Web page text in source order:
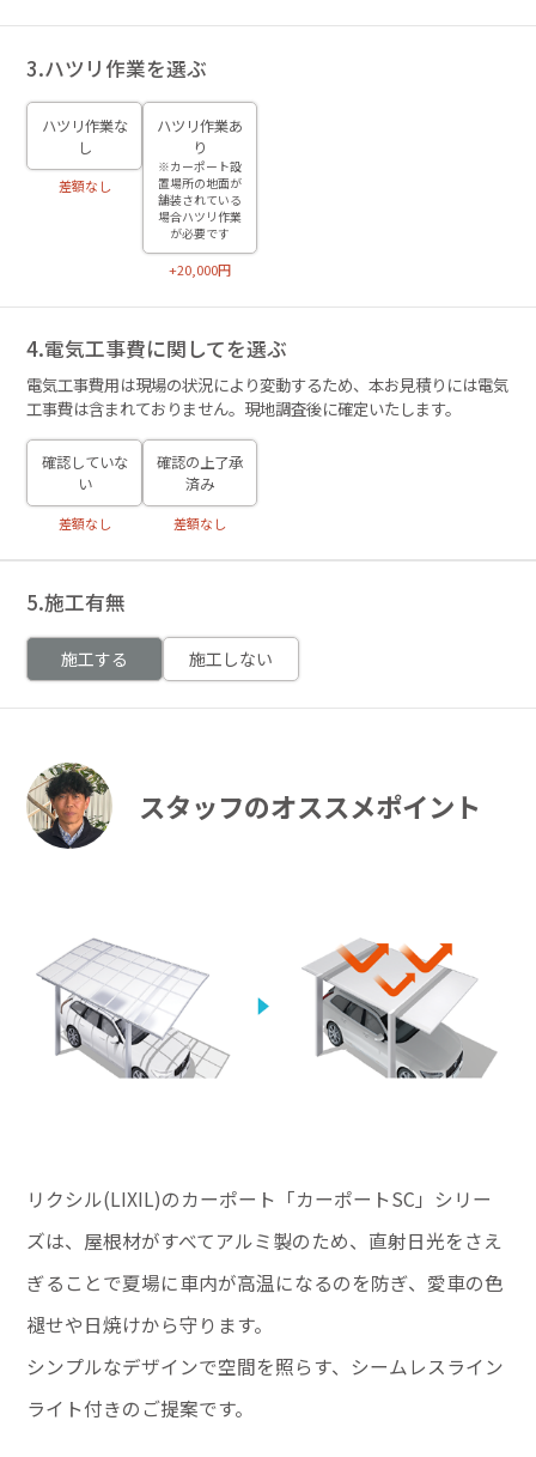
3.ハツリ作業を選ぶ
ハツリ作業な
し
差額なし
ハツリ作業あ
り
※カーポート設
置場所の地面が
舗装されている
場合ハツリ作業
が必要です
+20,000円
4.電気工事費に関してを選ぶ
電気工事費用は現場の状況により変動するため、本お見積りには電気
工事費は含まれておりません。現地調査後に確定いたします。
確認していな
い
差額なし
確認の上了承
済み
差額なし
5.施工有無
施工する 施工しない
スタッフのオススメポイント
リクシル(LIXIL)のカーポート「カーポートSC」シリー
ズは、屋根材がすべてアルミ製のため、直射日光をさえ
ぎることで夏場に車内が高温になるのを防ぎ、愛車の色
褪せや日焼けから守ります。
シンプルなデザインで空間を照らす、シームレスライン
ライト付きのご提案です。